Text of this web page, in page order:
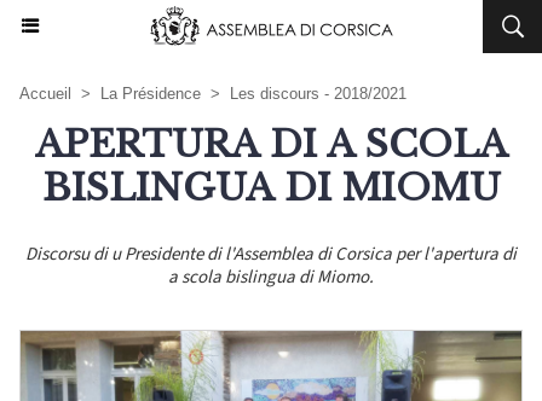
Accueil > La Présidence > Les discours - 2018/2021
APERTURA DI A SCOLA
BISLINGUA DI MIOMU
Discorsu di u Presidente di l'Assemblea di Corsica per l'apertura di
a scola bislingua di Miomo.